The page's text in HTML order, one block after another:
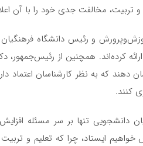
تربیت، مخالفت جدی خود را با آن
و رئیس دانشگاه
کرده‌اند. همچنین از رئیس‌جمهور،
دهند که به نظر کارشناسان اعتماد
کنند.
دانشجویی تنها بر سر مسئله
ایستاد، چرا که تعلیم و